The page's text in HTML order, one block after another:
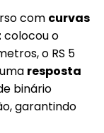
com curvas
colocou o
o RS 5
resposta
binário
garantindo